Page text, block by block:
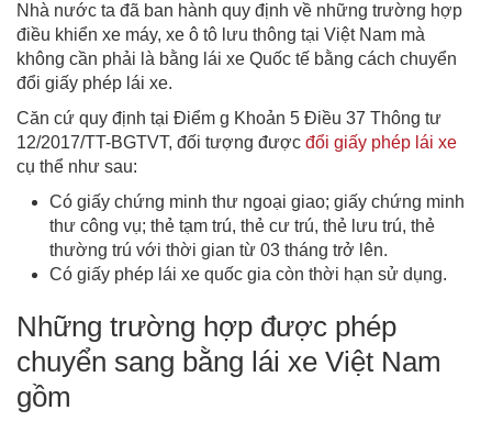
Nhà nước ta đã ban hành quy định về những trường hợp
điều khiển xe máy, xe ô tô lưu thông tại Việt Nam mà
không cần phải là bằng lái xe Quốc tế bằng cách chuyển
đổi giấy phép lái xe.
Căn cứ quy định tại Điểm g Khoản 5 Điều 37 Thông tư
12/2017/TT-BGTVT, đối tượng được đổi giấy phép lái xe
cụ thể như sau:
Có giấy chứng minh thư ngoại giao; giấy chứng minh
thư công vụ; thẻ tạm trú, thẻ cư trú, thẻ lưu trú, thẻ
thường trú với thời gian từ 03 tháng trở lên.
Có giấy phép lái xe quốc gia còn thời hạn sử dụng.
Những trường hợp được phép
chuyển sang bằng lái xe Việt Nam
gồm